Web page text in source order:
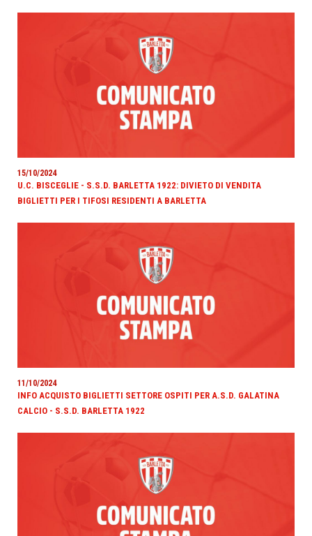
15/10/2024
U.C. BISCEGLIE - S.S.D. BARLETTA 1922: DIVIETO DI VENDITA
BIGLIETTI PER I TIFOSI RESIDENTI A BARLETTA
11/10/2024
INFO ACQUISTO BIGLIETTI SETTORE OSPITI PER A.S.D. GALATINA
CALCIO - S.S.D. BARLETTA 1922